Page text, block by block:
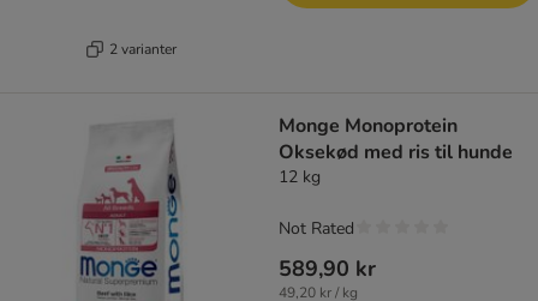
2 varianter
Monge Monoprotein
Oksekød med ris til hunde
12 kg
589,90 kr
49,20 kr / kg
Not Rated